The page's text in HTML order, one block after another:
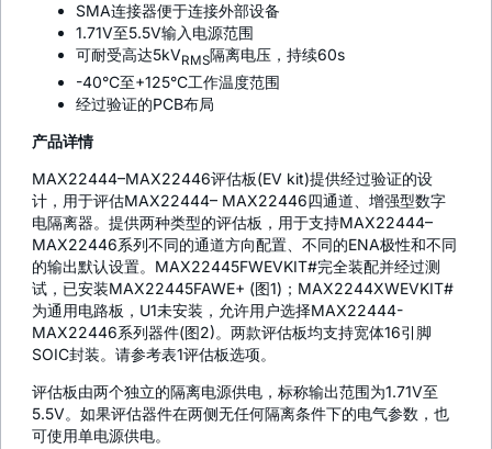
SMA连接器便于连接外部设备
1.71V至5.5V输入电源范围
可耐受高达5kVRMS隔离电压，持续60s
-40°C至+125°C工作温度范围
经过验证的PCB布局
产品详情
MAX22444–MAX22446评估板(EV kit)提供经过验证的设
计，用于评估MAX22444– MAX22446四通道、增强型数字
电隔离器。提供两种类型的评估板，用于支持MAX22444–
MAX22446系列不同的通道方向配置、不同的ENA极性和不同
的输出默认设置。MAX22445FWEVKIT#完全装配并经过测
试，已安装MAX22445FAWE+ (图1)；MAX2244XWEVKIT#
为通用电路板，U1未安装，允许用户选择MAX22444-
MAX22446系列器件(图2)。两款评估板均支持宽体16引脚
SOIC封装。请参考表1评估板选项。
评估板由两个独立的隔离电源供电，标称输出范围为1.71V至
5.5V。如果评估器件在两侧无任何隔离条件下的电气参数，也
可使用单电源供电。